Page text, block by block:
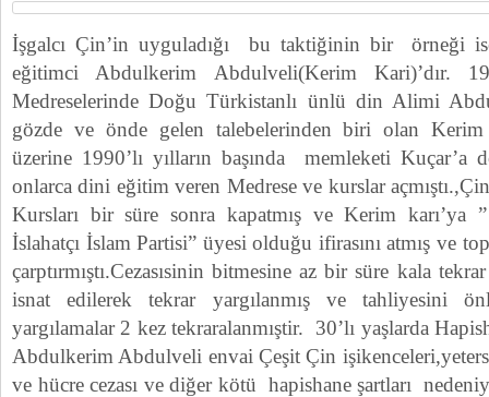
İşgalcı Çin’in uyguladığı bu taktiğinin bir örneği
eğitimci Abdulkerim Abdulveli(Kerim Kari)’dır.
Medreselerinde Doğu Türkistanlı ünlü din Alimi
gözde ve önde gelen talebelerinden biri olan Kerim
üzerine 1990’lı yılların başında memleketi Kuçar’a
onlarca dini eğitim veren Medrese ve kurslar
Kursları bir süre sonra kapatmış ve Kerim karı’ya
İslahatçı İslam Partisi” üyesi olduğu ifirasını atmış ve
çarptırmıştı.Cezasısinin bitmesine az bir süre kala
isnat edilerek tekrar yargılanmış ve tahliyesini
yargılamalar 2 kez tekraralanmıştir. 30’lı yaşlarda
Abdulkerim Abdulveli envai Çeşit Çin
ve hücre cezası ve diğer kötü hapishane şartları